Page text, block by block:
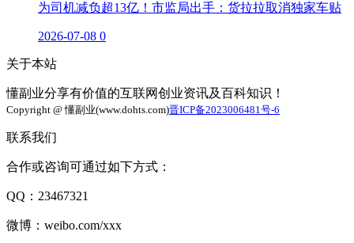
为司机减负超13亿！市监局出手：货拉拉取消独家车贴
2026-07-08 0
关于本站
懂副业分享有价值的互联网创业资讯及百科知识！
Copyright @ 懂副业(www.dohts.com)晋ICP备2023006481号-6
联系我们
合作或咨询可通过如下方式：
QQ：23467321
微博：weibo.com/xxx